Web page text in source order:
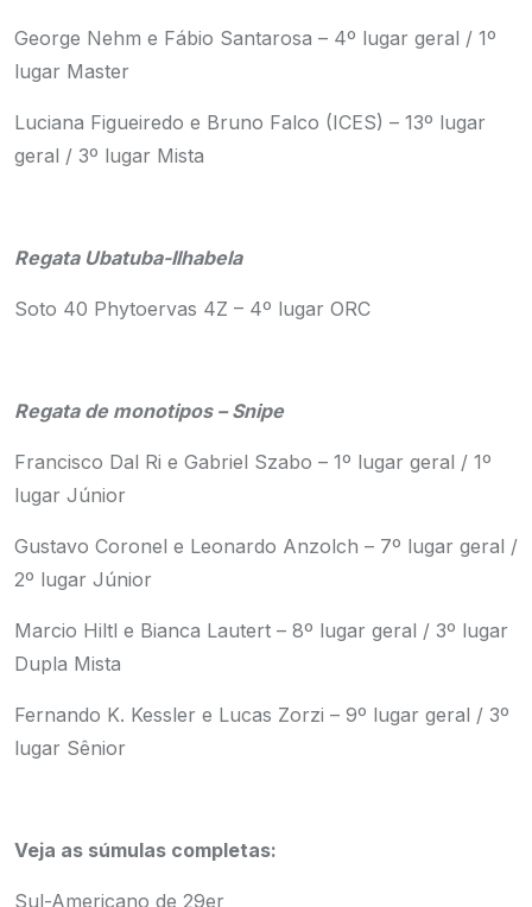
George Nehm e Fábio Santarosa – 4º lugar geral / 1º
lugar Master
Luciana Figueiredo e Bruno Falco (ICES) – 13º lugar
geral / 3º lugar Mista
Regata Ubatuba-Ilhabela
Soto 40 Phytoervas 4Z – 4º lugar ORC
Regata de monotipos – Snipe
Francisco Dal Ri e Gabriel Szabo – 1º lugar geral / 1º
lugar Júnior
Gustavo Coronel e Leonardo Anzolch – 7º lugar geral /
2º lugar Júnior
Marcio Hiltl e Bianca Lautert – 8º lugar geral / 3º lugar
Dupla Mista
Fernando K. Kessler e Lucas Zorzi – 9º lugar geral / 3º
lugar Sênior
Veja as súmulas completas:
Sul-Americano de 29er